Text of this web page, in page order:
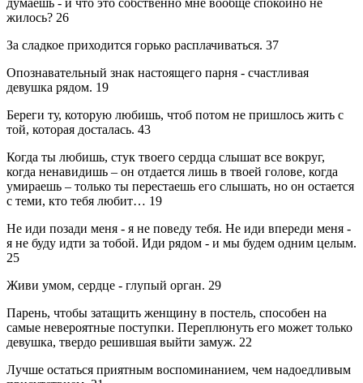
думаешь - и что это собственно мне вообще спокойно не
жилось? 26
За сладкое приходится горько расплачиваться. 37
Опознавательный знак настоящего парня - счастливая
девушка рядом. 19
Береги ту, которую любишь, чтоб потом не пришлось жить с
той, которая досталась. 43
Когда ты любишь, стук твоего сердца слышат все вокруг,
когда ненавидишь – он отдается лишь в твоей голове, когда
умираешь – только ты перестаешь его слышать, но он остается
с теми, кто тебя любит… 19
Не иди позади меня - я не поведу тебя. Не иди впереди меня -
я не буду идти за тобой. Иди рядом - и мы будем одним целым.
25
Живи умом, сердце - глупый орган. 29
Парень, чтобы затащить женщину в постель, способен на
самые невероятные поступки. Переплюнуть его может только
девушка, твердо решившая выйти замуж. 22
Лучше остаться приятным воспоминанием, чем надоедливым